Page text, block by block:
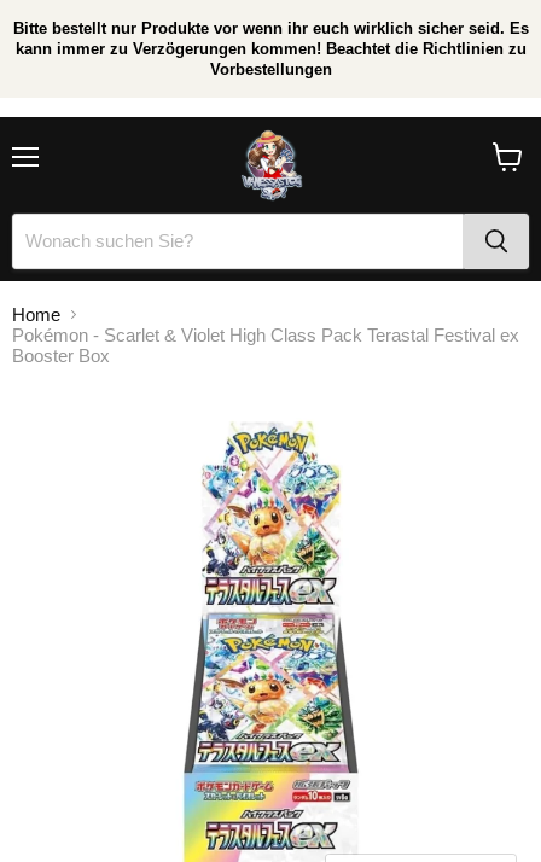
Bitte bestellt nur Produkte vor wenn ihr euch wirklich sicher seid. Es
kann immer zu Verzögerungen kommen! Beachtet die Richtlinien zu
Vorbestellungen
Home
Pokémon - Scarlet & Violet High Class Pack Terastal Festival ex
Booster Box